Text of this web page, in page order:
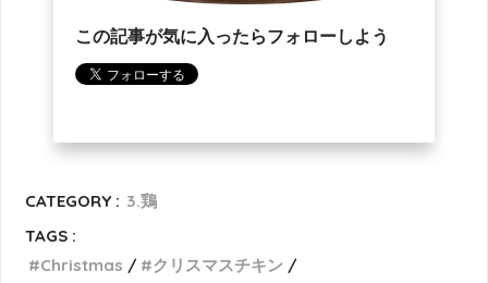
この記事が気に入ったらフォローしよう
CATEGORY : 3.鶏
TAGS :
Christmas
クリスマスチキン